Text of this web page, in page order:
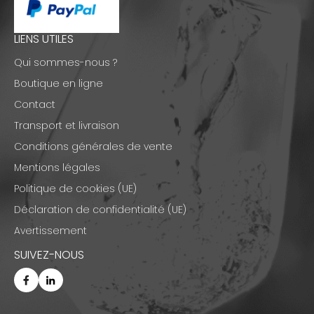
LIENS UTILES
Qui sommes-nous ?
Boutique en ligne
Contact
Transport et livraison
Conditions générales de vente
Mentions légales
Politique de cookies (UE)
Déclaration de confidentialité (UE)
Avertissement
SUIVEZ-NOUS